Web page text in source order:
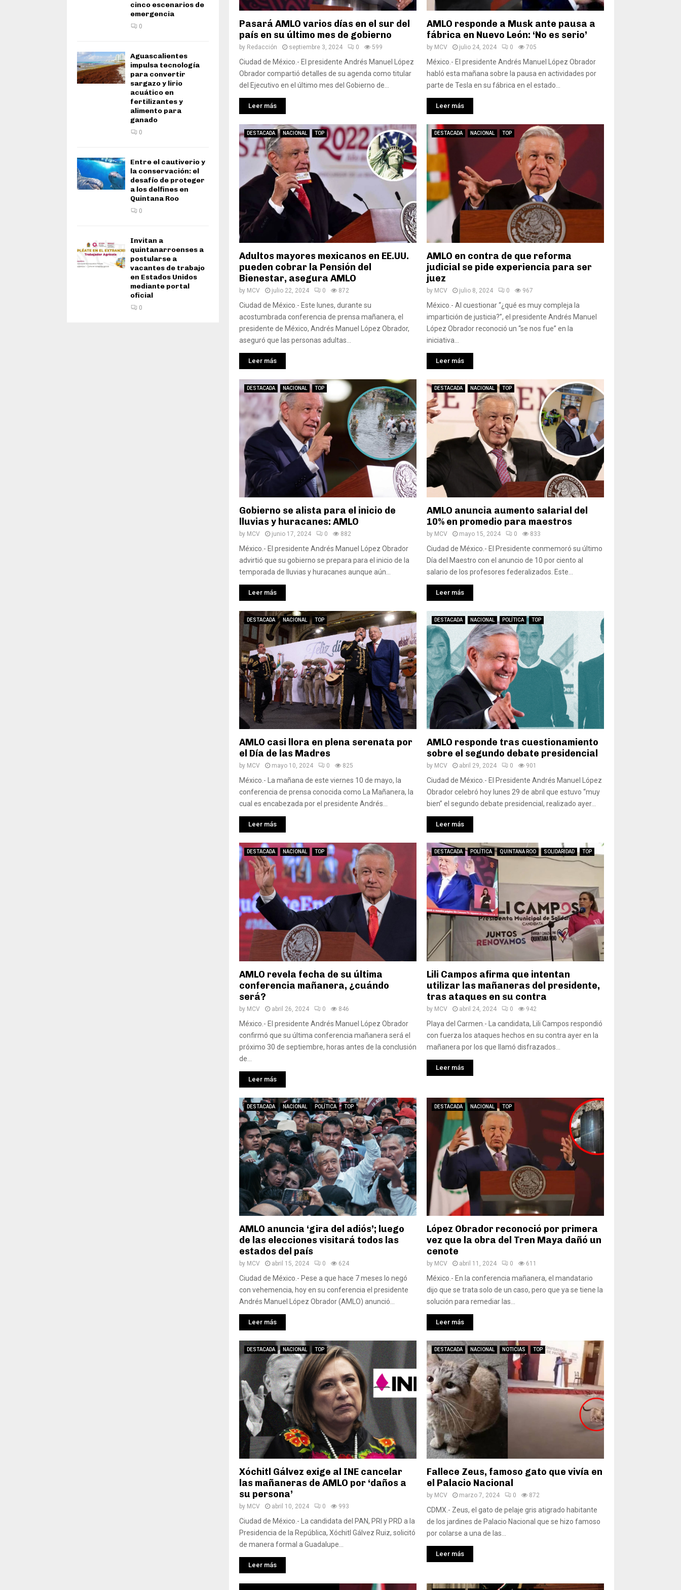
Pasará AMLO varios días en el sur del
país en su último mes de gobierno
by Redacción septiembre 3, 2024 0 599
Ciudad de México.- El presidente Andrés Manuel López
Obrador compartió detalles de su agenda como titular
del Ejecutivo en el último mes del Gobierno de...
Leer más
AMLO responde a Musk ante pausa a
fábrica en Nuevo León: ‘No es serio’
by MCV julio 24, 2024 0 705
México.- El presidente Andrés Manuel López Obrador
habló esta mañana sobre la pausa en actividades por
parte de Tesla en su fábrica en el estado...
Leer más
DESTACADA NACIONAL TOP
Adultos mayores mexicanos en EE.UU.
pueden cobrar la Pensión del
Bienestar, asegura AMLO
by MCV julio 22, 2024 0 872
Ciudad de México.- Este lunes, durante su
acostumbrada conferencia de prensa mañanera, el
presidente de México, Andrés Manuel López Obrador,
aseguró que las personas adultas...
Leer más
DESTACADA NACIONAL TOP
AMLO en contra de que reforma
judicial se pide experiencia para ser
juez
by MCV julio 8, 2024 0 967
México.- Al cuestionar “¿qué es muy compleja la
impartición de justicia?”, el presidente Andrés Manuel
López Obrador reconoció un “se nos fue” en la
iniciativa...
Leer más
DESTACADA NACIONAL TOP
Gobierno se alista para el inicio de
lluvias y huracanes: AMLO
by MCV junio 17, 2024 0 882
México.- El presidente Andrés Manuel López Obrador
advirtió que su gobierno se prepara para el inicio de la
temporada de lluvias y huracanes aunque aún...
Leer más
DESTACADA NACIONAL TOP
AMLO anuncia aumento salarial del
10% en promedio para maestros
by MCV mayo 15, 2024 0 833
Ciudad de México.- El Presidente conmemoró su último
Día del Maestro con el anuncio de 10 por ciento al
salario de los profesores federalizados. Este...
Leer más
DESTACADA NACIONAL TOP
AMLO casi llora en plena serenata por
el Día de las Madres
by MCV mayo 10, 2024 0 825
México.- La mañana de este viernes 10 de mayo, la
conferencia de prensa conocida como La Mañanera, la
cual es encabezada por el presidente Andrés...
Leer más
DESTACADA NACIONAL POLÍTICA TOP
AMLO responde tras cuestionamiento
sobre el segundo debate presidencial
by MCV abril 29, 2024 0 901
Ciudad de México.- El Presidente Andrés Manuel López
Obrador celebró hoy lunes 29 de abril que estuvo “muy
bien” el segundo debate presidencial, realizado ayer...
Leer más
DESTACADA NACIONAL TOP
AMLO revela fecha de su última
conferencia mañanera, ¿cuándo
será?
by MCV abril 26, 2024 0 846
México.- El presidente Andrés Manuel López Obrador
confirmó que su última conferencia mañanera será el
próximo 30 de septiembre, horas antes de la conclusión
de...
Leer más
DESTACADA POLÍTICA QUINTANA ROO SOLIDARIDAD TOP
Lili Campos afirma que intentan
utilizar las mañaneras del presidente,
tras ataques en su contra
by MCV abril 24, 2024 0 942
Playa del Carmen.- La candidata, Lili Campos respondió
con fuerza los ataques hechos en su contra ayer en la
mañanera por los que llamó disfrazados...
Leer más
DESTACADA NACIONAL POLÍTICA TOP
AMLO anuncia ‘gira del adiós’; luego
de las elecciones visitará todos las
estados del país
by MCV abril 15, 2024 0 624
Ciudad de México.- Pese a que hace 7 meses lo negó
con vehemencia, hoy en su conferencia el presidente
Andrés Manuel López Obrador (AMLO) anunció...
Leer más
DESTACADA NACIONAL TOP
López Obrador reconoció por primera
vez que la obra del Tren Maya dañó un
cenote
by MCV abril 11, 2024 0 611
México.- En la conferencia mañanera, el mandatario
dijo que se trata solo de un caso, pero que ya se tiene la
solución para remediar las...
Leer más
DESTACADA NACIONAL TOP
Xóchitl Gálvez exige al INE cancelar
las mañaneras de AMLO por ‘daños a
su persona’
by MCV abril 10, 2024 0 993
Ciudad de México.- La candidata del PAN, PRI y PRD a la
Presidencia de la República, Xóchitl Gálvez Ruiz, solicitó
de manera formal a Guadalupe...
Leer más
DESTACADA NACIONAL NOTICIAS TOP
Fallece Zeus, famoso gato que vivía en
el Palacio Nacional
by MCV marzo 7, 2024 0 872
CDMX.- Zeus, el gato de pelaje gris atigrado habitante
de los jardines de Palacio Nacional que se hizo famoso
por colarse a una de las...
Leer más
cinco escenarios de
emergencia
0
Aguascalientes
impulsa tecnología
para convertir
sargazo y lirio
acuático en
fertilizantes y
alimento para
ganado
0
Entre el cautiverio y
la conservación: el
desafío de proteger
a los delfines en
Quintana Roo
0
Invitan a
quintanarroenses a
postularse a
vacantes de trabajo
en Estados Unidos
mediante portal
oficial
0